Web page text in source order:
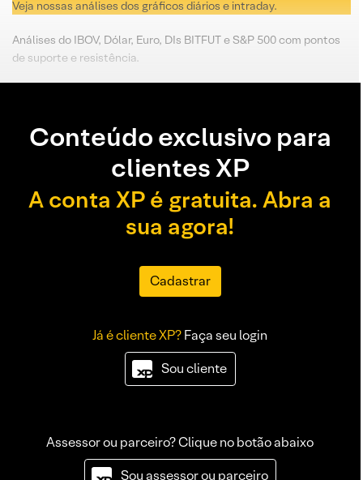
Veja nossas análises dos gráficos diários e intraday.
Análises do IBOV, Dólar, Euro, DIs BITFUT e S&P 500 com pontos
de suporte e resistência.
Conteúdo exclusivo para
clientes XP
A conta XP é gratuita. Abra a
sua agora!
Cadastrar
Já é cliente XP?Faça seu login
Sou cliente
Assessor ou parceiro? Clique no botão abaixo
Sou assessor ou parceiro